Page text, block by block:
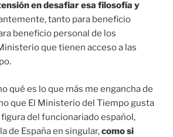
en desafiar esa filosofía y
tanto para beneficio
beneficio personal de los
que tienen acceso a las
qué es lo que más me engancha de
que El Ministerio del Tiempo gusta
del funcionariado español,
de España en singular,como si